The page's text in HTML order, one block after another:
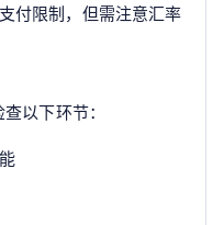
付限制，但需注意汇率
以下环节：